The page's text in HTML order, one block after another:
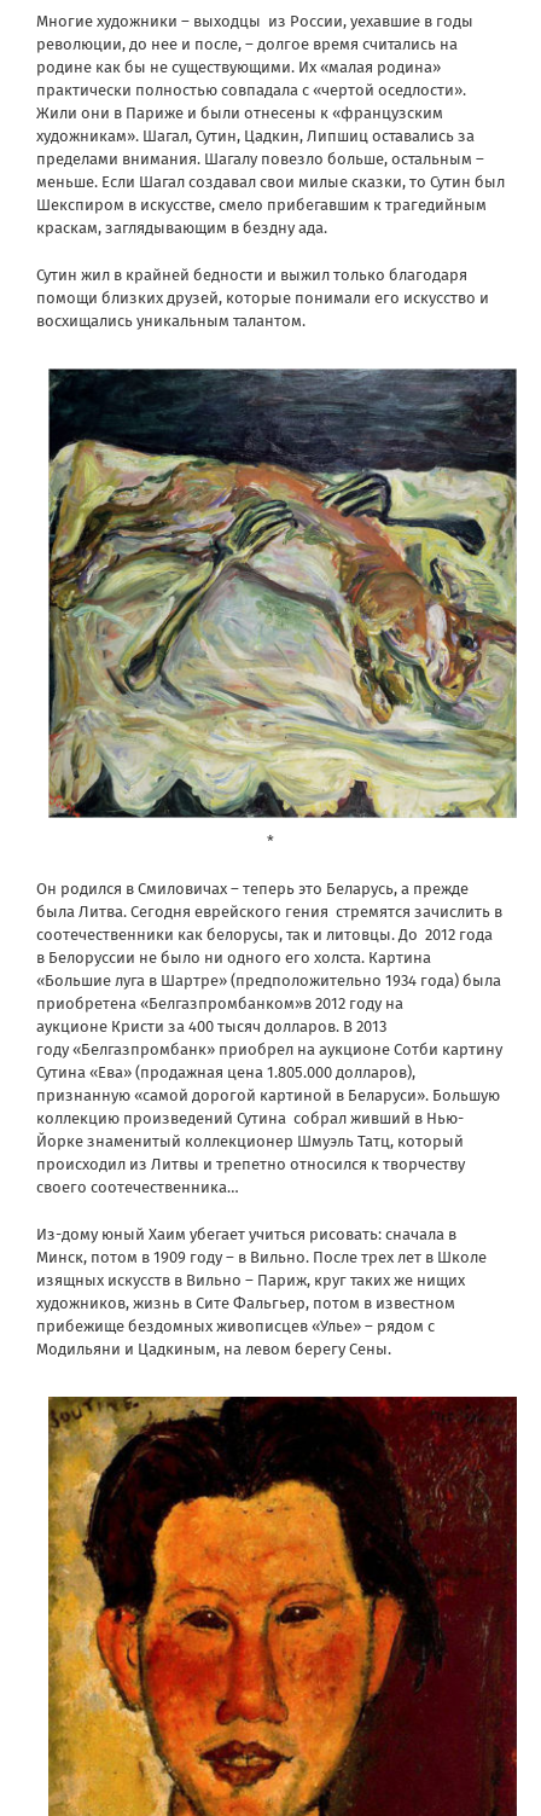
Многие художники – выходцы из России, уехавшие в годы
революции, до нее и после, – долгое время считались на
родине как бы не существующими. Их «малая родина»
практически полностью совпадала с «чертой оседлости».
Жили они в Париже и были отнесены к «французским
художникам». Шагал, Сутин, Цадкин, Липшиц оставались за
пределами внимания. Шагалу повезло больше, остальным –
меньше. Если Шагал создавал свои милые сказки, то Сутин был
Шекспиром в искусстве, смело прибегавшим к трагедийным
краскам, заглядывающим в бездну ада.
Сутин жил в крайней бедности и выжил только благодаря
помощи близких друзей, которые понимали его искусство и
восхищались уникальным талантом.
*
Он родился в Смиловичах – теперь это Беларусь, а прежде
была Литва. Сегодня еврейского гения стремятся зачислить в
соотечественники как белорусы, так и литовцы. До 2012 года
в Белоруссии не было ни одного его холста. Картина
«Большие луга в Шартре» (предположительно 1934 года) была
приобретена «Белгазпромбанком»в 2012 году на
аукционе Кристи за 400 тысяч долларов. В 2013
году «Белгазпромбанк» приобрел на аукционе Сотби картину
Сутина «Ева» (продажная цена 1.805.000 долларов),
признанную «самой дорогой картиной в Беларуси». Большую
коллекцию произведений Сутина собрал живший в Нью-
Йорке знаменитый коллекционер Шмуэль Татц, который
происходил из Литвы и трепетно относился к творчеству
своего соотечественника…
Из-дому юный Хаим убегает учиться рисовать: сначала в
Минск, потом в 1909 году – в Вильно. После трех лет в Школе
изящных искусств в Вильно – Париж, круг таких же нищих
художников, жизнь в Сите Фальгьер, потом в известном
прибежище бездомных живописцев «Улье» – рядом с
Модильяни и Цадкиным, на левом берегу Сены.